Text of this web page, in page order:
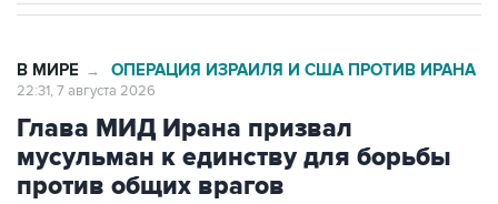
В МИРЕ → ОПЕРАЦИЯ ИЗРАИЛЯ И США ПРОТИВ ИРАНА
22:31, 7 августа 2026
Глава МИД Ирана призвал
мусульман к единству для борьбы
против общих врагов